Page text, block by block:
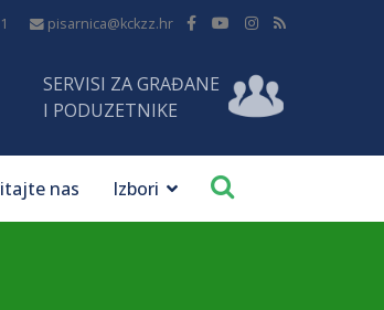
pisarnica@kckzz.hr
SERVISI ZA GRAĐANE
I PODUZETNIKE
nas Izbori